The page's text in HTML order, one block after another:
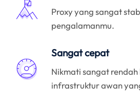
Proxy yang sangat
pengalamanmu.
Sangat cepat
Nikmati sangat rendah
infrastruktur awan